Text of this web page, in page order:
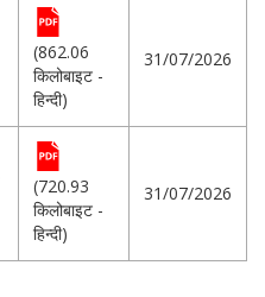
(862.06
किलोबाइट -
हिन्दी)
31/07/2026
(720.93
किलोबाइट -
हिन्दी)
31/07/2026